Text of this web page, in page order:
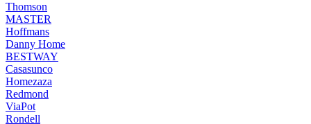
Thomson
MASTER
Hoffmans
Danny Home
BESTWAY
Casasunco
Homezaza
Redmond
ViaPot
Rondell